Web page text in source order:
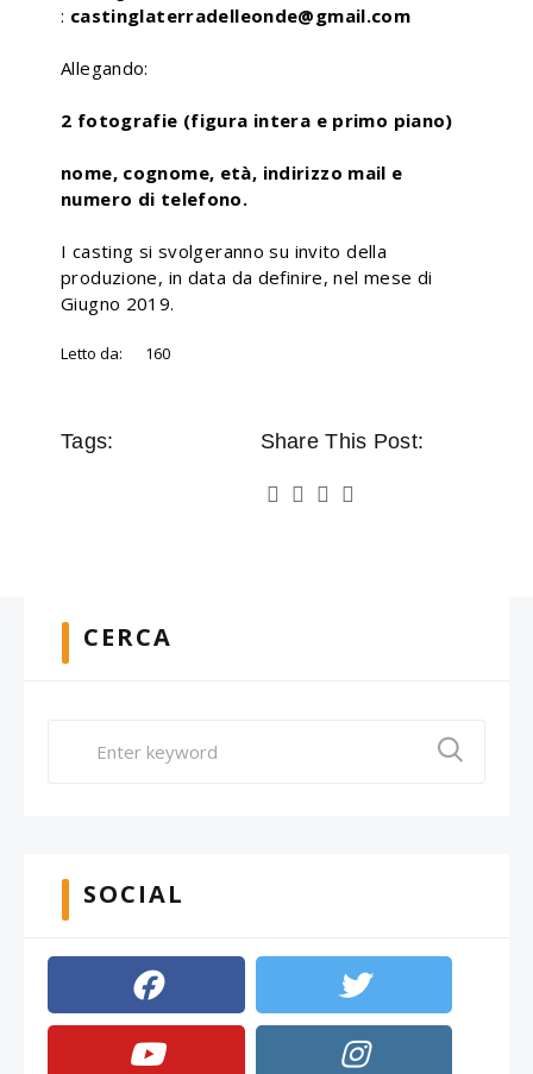
: castinglaterradelleonde@gmail.com
Allegando:
2 fotografie (figura intera e primo piano)
nome, cognome, età, indirizzo mail e
numero di telefono.
I casting si svolgeranno su invito della
produzione, in data da definire, nel mese di
Giugno 2019.
Letto da: 160
Tags: Share This Post:
CERCA
SOCIAL